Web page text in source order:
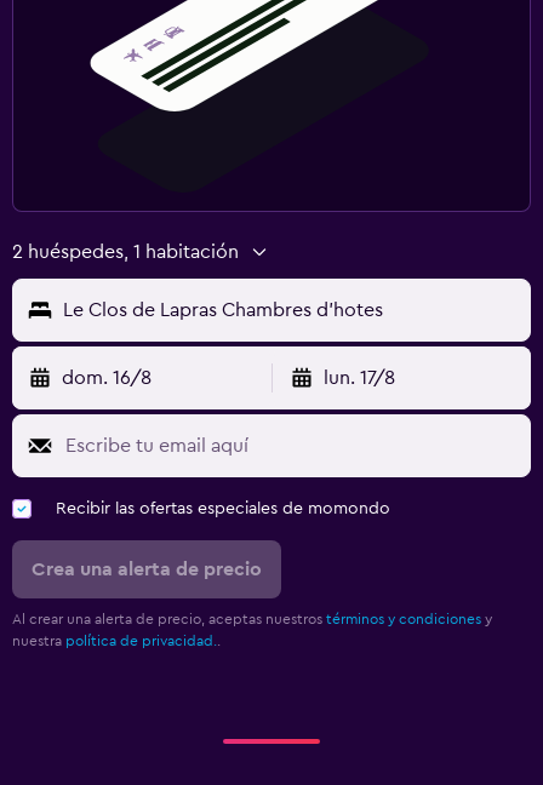
2 huéspedes, 1 habitación
Le Clos de Lapras Chambres d'hotes
dom. 16/8 lun. 17/8
Recibir las ofertas especiales de momondo
Crea una alerta de precio
Al crear una alerta de precio, aceptas nuestros términos y condiciones y
nuestra política de privacidad.